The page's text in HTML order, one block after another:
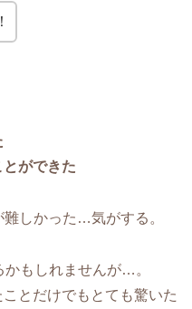
ができた
しかった…気がする。
かもしれませんが…。
とだけでもとても驚いた